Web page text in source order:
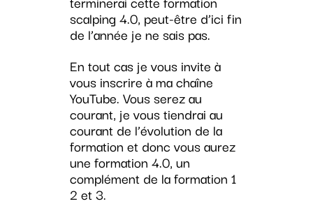
scalping 4.0, peut-être d’ici fin
de l’année je ne sais pas.
En tout cas je vous invite à
vous inscrire à ma chaîne
YouTube. Vous serez au
courant, je vous tiendrai au
courant de l’évolution de la
formation et donc vous aurez
une formation 4.0, un
complément de la formation 1
2 et 3.